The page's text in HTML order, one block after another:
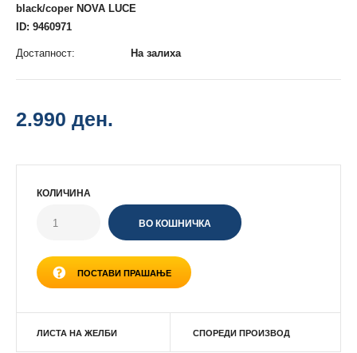
black/coper NOVA LUCE
ID: 9460971
Достапност: На залиха
2.990 ден.
КОЛИЧИНА
ПОСТАВИ ПРАШАЊЕ
ЛИСТА НА ЖЕЛБИ СПОРЕДИ ПРОИЗВОД